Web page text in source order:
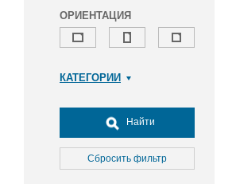
ОРИЕНТАЦИЯ
КАТЕГОРИИ
Досуг, туризм и отдых
Культура
Медицина
Найти
Сбросить фильтр